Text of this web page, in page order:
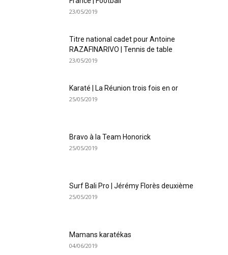
23/05/2019
Titre national cadet pour Antoine
RAZAFINARIVO | Tennis de table
23/05/2019
Karaté | La Réunion trois fois en or
25/05/2019
Bravo à la Team Honorick
25/05/2019
Surf Bali Pro | Jérémy Florès deuxième
25/05/2019
Mamans karatékas
04/06/2019